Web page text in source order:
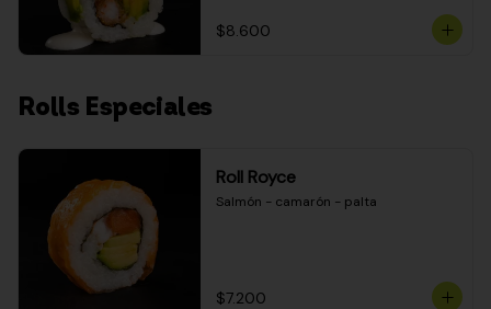
$8.600
Rolls Especiales
Roll Royce
Salmón - camarón - palta
$7.200